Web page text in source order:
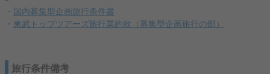
・ 国内募集型企画旅行条件書
・ 東武トップツアーズ旅行業約款（募集型企画旅行の部）
旅行条件備考